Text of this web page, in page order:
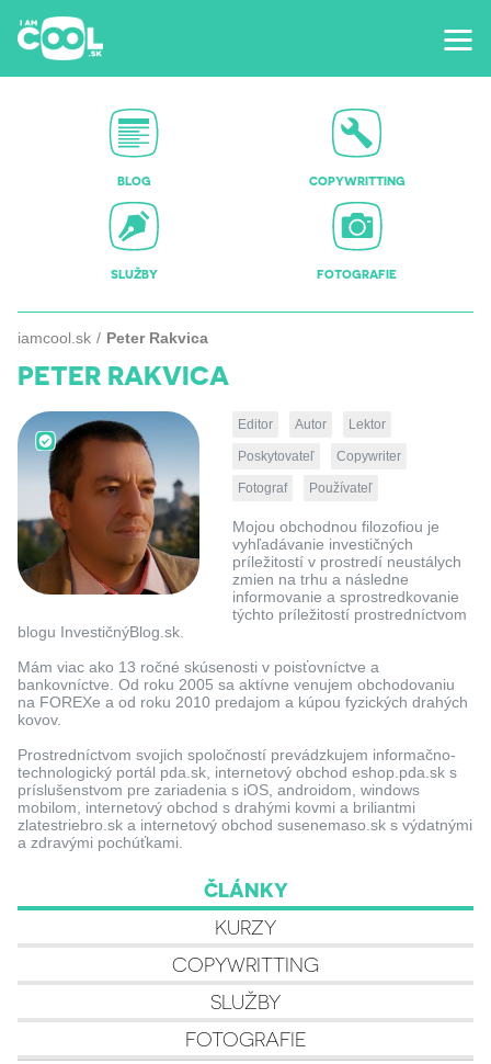
BLOG COPYWRITTING
SLUŽBY FOTOGRAFIE
iamcool.sk Peter Rakvica
PETER RAKVICA
Editor Autor Lektor
Poskytovateľ Copywriter
Fotograf Používateľ
Mojou obchodnou filozofiou je
vyhľadávanie investičných
príležitostí v prostredí neustálych
zmien na trhu a následne
informovanie a sprostredkovanie
týchto príležitostí prostredníctvom
blogu InvestičnýBlog.sk.
Mám viac ako 13 ročné skúsenosti v poisťovníctve a
bankovníctve. Od roku 2005 sa aktívne venujem obchodovaniu
na FOREXe a od roku 2010 predajom a kúpou fyzických drahých
kovov.
Prostredníctvom svojich spoločností prevádzkujem informačno-
technologický portál pda.sk, internetový obchod eshop.pda.sk s
príslušenstvom pre zariadenia s iOS, androidom, windows
mobilom, internetový obchod s drahými kovmi a briliantmi
zlatestriebro.sk a internetový obchod susenemaso.sk s výdatnými
a zdravými pochúťkami.
ČLÁNKY
KURZY
COPYWRITTING
SLUŽBY
FOTOGRAFIE